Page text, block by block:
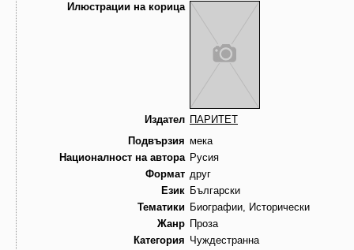
Илюстрации на корица
Издател ПАРИТЕТ
Подвързия мека
Националност на автора Русия
Формат друг
Език Български
Тематики Биографии, Исторически
Жанр Проза
Категория Чуждестранна